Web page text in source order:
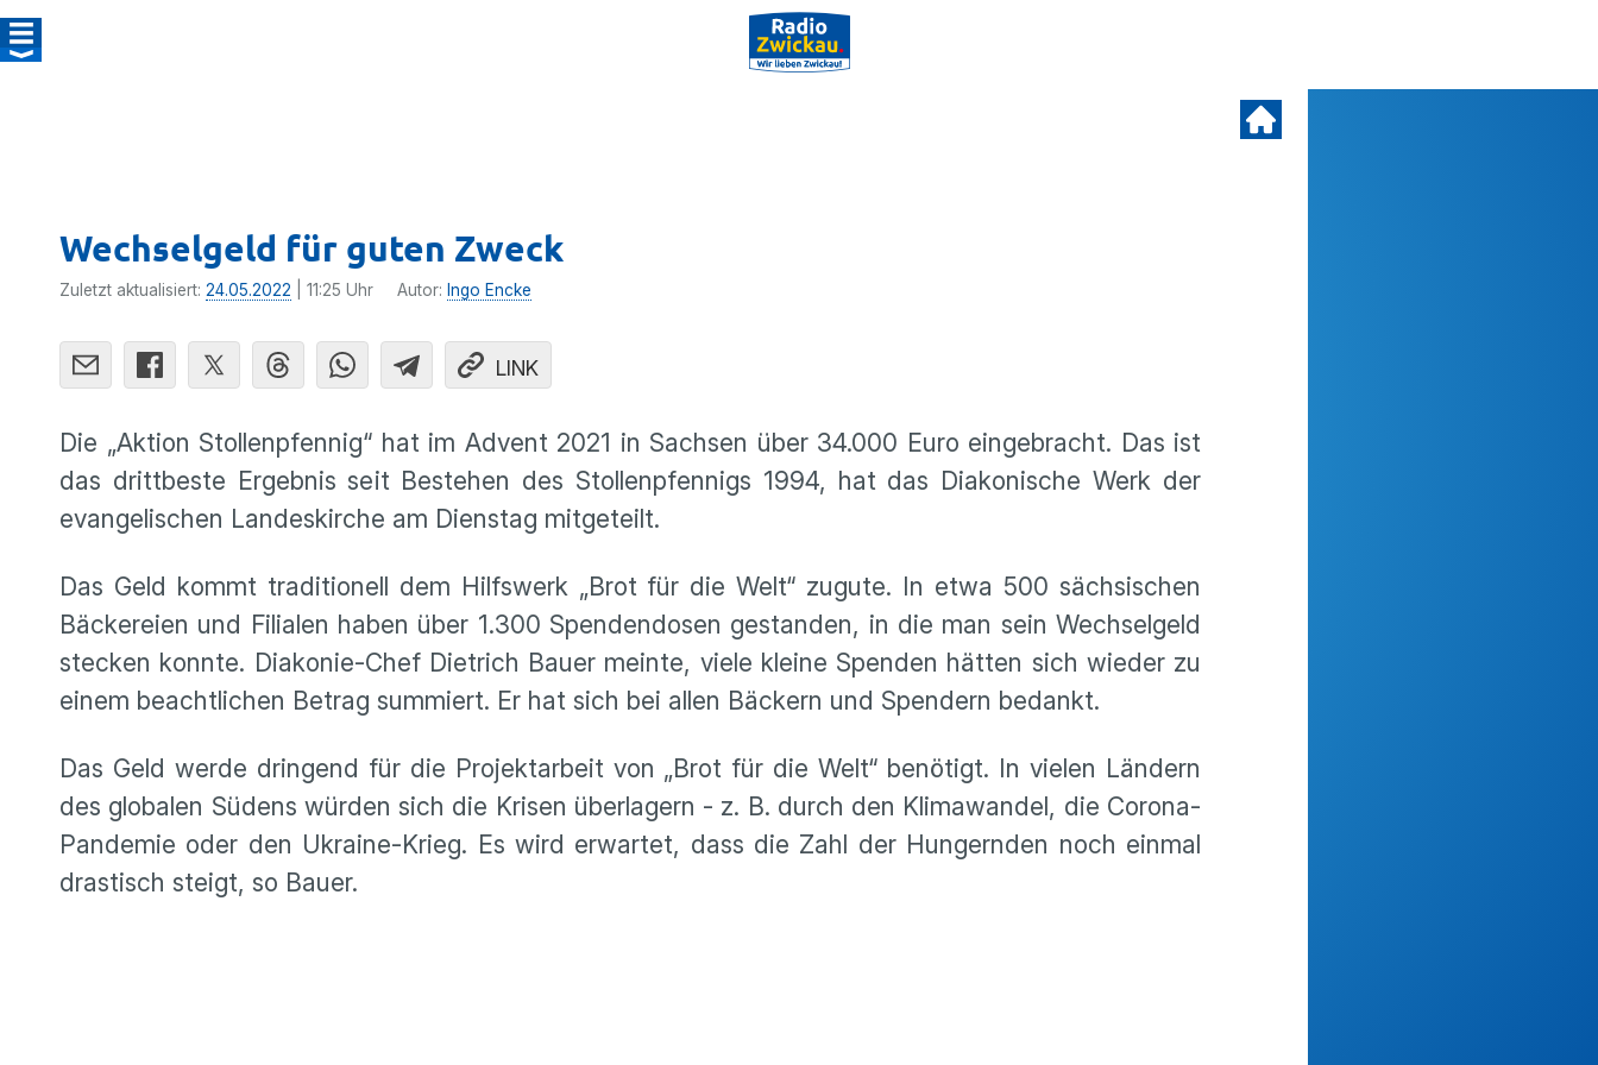
Wechselgeld für guten Zweck
Zuletzt aktualisiert: 24.05.2022 | 11:25 Uhr Autor: Ingo Encke
LINK
Die „Aktion Stollenpfennig“ hat im Advent 2021 in Sachsen über 34.000 Euro eingebracht. Das ist
das drittbeste Ergebnis seit Bestehen des Stollenpfennigs 1994, hat das Diakonische Werk der
evangelischen Landeskirche am Dienstag mitgeteilt.
Das Geld kommt traditionell dem Hilfswerk „Brot für die Welt“ zugute. In etwa 500 sächsischen
Bäckereien und Filialen haben über 1.300 Spendendosen gestanden, in die man sein Wechselgeld
stecken konnte. Diakonie-Chef Dietrich Bauer meinte, viele kleine Spenden hätten sich wieder zu
einem beachtlichen Betrag summiert. Er hat sich bei allen Bäckern und Spendern bedankt.
Das Geld werde dringend für die Projektarbeit von „Brot für die Welt“ benötigt. In vielen Ländern
des globalen Südens würden sich die Krisen überlagern - z. B. durch den Klimawandel, die Corona-
Pandemie oder den Ukraine-Krieg. Es wird erwartet, dass die Zahl der Hungernden noch einmal
drastisch steigt, so Bauer.